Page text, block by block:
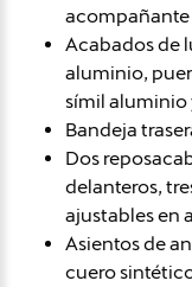
acompañante
Acabados de
aluminio,
símil aluminio
Bandeja
Dos
delanteros,
ajustables en
Asientos de
cuero